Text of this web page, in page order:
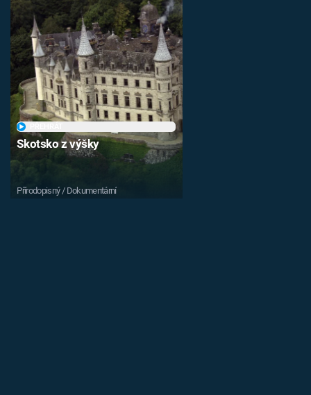
Skotsko z výšky
Přírodopisný / Dokumentární